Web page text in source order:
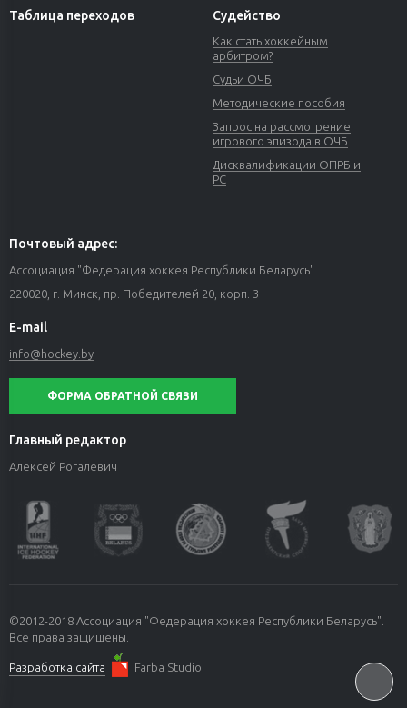
Таблица переходов Судейство
Как стать хоккейным
арбитром?
Судьи ОЧБ
Методические пособия
Запрос на рассмотрение
игрового эпизода в ОЧБ
Дисквалификации ОПРБ и
РС
Почтовый адрес:
Ассоциация "Федерация хоккея Республики Беларусь"
220020, г. Минск, пр. Победителей 20, корп. 3
E-mail
info@hockey.by
ФОРМА ОБРАТНОЙ СВЯЗИ
Главный редактор
Алексей Рогалевич
©2012-2018 Ассоциация "Федерация хоккея Республики Беларусь".
Все права защищены.
Разработка сайта Farba Studio